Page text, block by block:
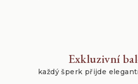
Exkluzivní
každý šperk přijde